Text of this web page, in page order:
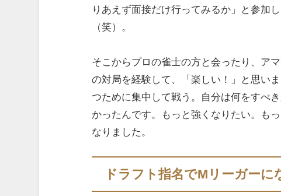
りあえず面接だけ行ってみるか」と参加
（笑）。
そこからプロの雀士の方と会ったり、ア
の対局を経験して、「楽しい！」と思い
つために集中して戦う。自分は何をすべ
かったんです。もっと強くなりたい。も
なりました。
ドラフト指名でMリーガーに